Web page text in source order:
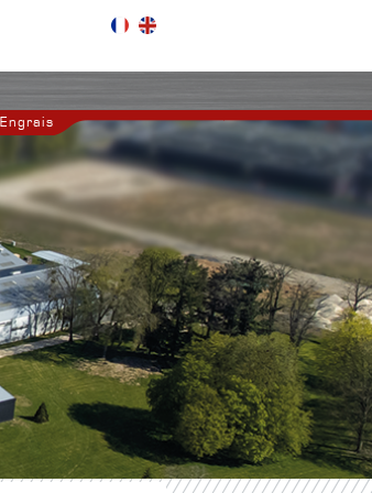
Engrais